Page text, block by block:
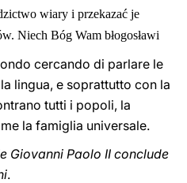
wiary i przekazać je
Niech Bóg Wam błogosławi
cercando di parlare le
lingua, e soprattutto con la
tutti i popoli, la
la famiglia universale.
Giovanni Paolo II conclude
.